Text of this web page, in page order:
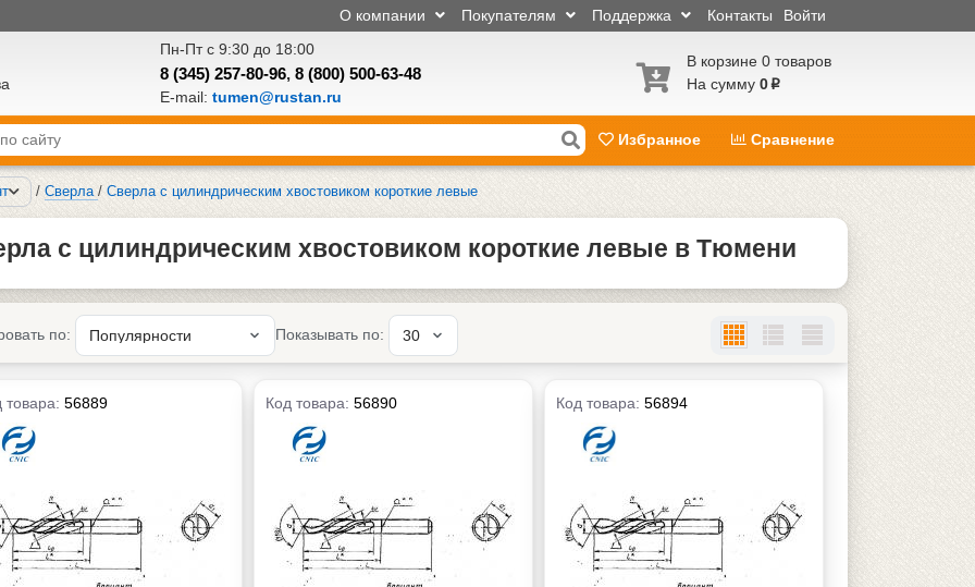
Войти
Контакты
Поддержка
Покупателям
О компании
Пн-Пт с 9:30 до 18:00
8 (345) 257-80-96, 8 (800) 500-63-48
E-mail: tumen@rustan.ru
В корзине 0 товаров
На сумму 0 p
Избранное Сравнение
/ Сверла / Сверла с цилиндрическим хвостовиком короткие левые
с цилиндрическим хвостовиком короткие левые в Тюмени
по: Показывать по:
товара: 56889 Код товара:56890 Код товара:56894